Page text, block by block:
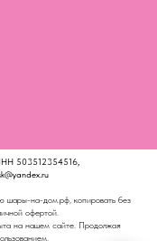
503512354516,
шары-на-дом.рф, копировать без
офертой.
на нашем сайте. Продолжая